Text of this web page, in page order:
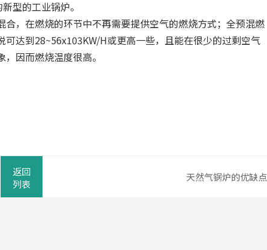
型的工业锅炉。
，在燃烧的环节中不再需要提供空气的燃烧方式；全预混燃
达到28~56x103KW/H或更高一些，且能在很少的过剩空气
因而燃烧温度很高。
返回
列表
天然气锅炉的优缺点